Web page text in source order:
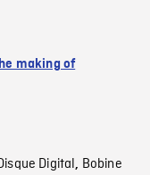
making of
Digital, Bobine